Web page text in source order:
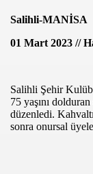
Salihli-MANİSA
01 Mart 2023 //
Salihli Şehir
75 yaşını
düzenledi.
sonra onursal